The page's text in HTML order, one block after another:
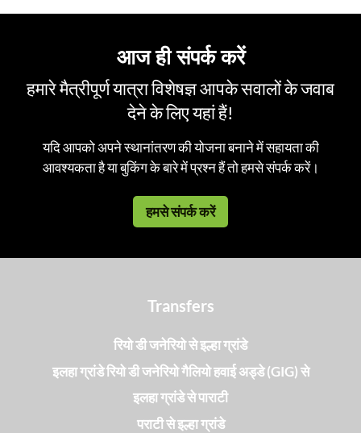
आज ही संपर्क करें
हमारे मैत्रीपूर्ण यात्रा विशेषज्ञ आपके सवालों के जवाब
देने के लिए यहां हैं!
यदि आपको अपने स्थानांतरण की योजना बनाने में सहायता की
आवश्यकता है या बुकिंग के बारे में प्रश्न हैं तो हमसे संपर्क करें।
हमसे संपर्क करें
Transfers
रियो डी जनेरियो से इल्हा ग्रांडे
इलहा ग्रांडे रियो डी जनेरियो गैलियो हवाई अड्डे (GIG) से
इलहा ग्रांडे से पाराटी
पराटी से इल्हा ग्रांडे